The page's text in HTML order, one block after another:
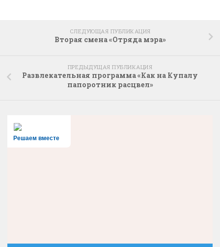
СЛЕДУЮЩАЯ ПУБЛИКАЦИЯ
Вторая смена «Отряда мэра»
ПРЕДЫДУЩАЯ ПУБЛИКАЦИЯ
Развлекательная программа «Как на Купалу
папоротник расцвел»
Решаем вместе